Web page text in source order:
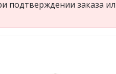
подтверждении заказа